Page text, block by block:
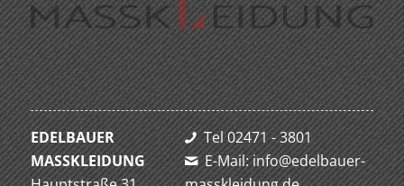
EDELBAUER
MASSKLEIDUNG
Tel 02471 - 3801
E-Mail: info@edelbauer-